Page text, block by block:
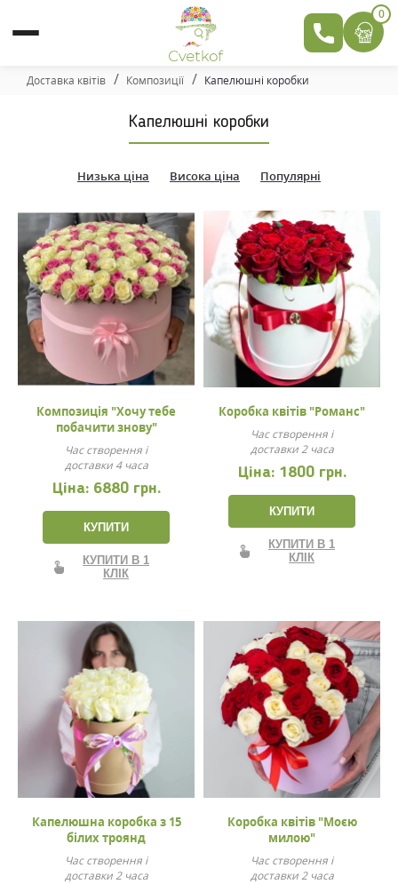
0
Доставка квітів Композиції Капелюшні коробки
Низька ціна Висока ціна Популярні
Капелюшні коробки
Композиція "Хочу тебе
побачити знову"
Час створення і
доставки 4 часа
Ціна: 6880 грн.
КУПИТИ
КУПИТИ В 1
КЛІК
Коробка квітів "Романс"
Час створення і
доставки 2 часа
Ціна: 1800 грн.
КУПИТИ
КУПИТИ В 1
КЛІК
Капелюшна коробка з 15
білих троянд
Час створення і
доставки 2 часа
Коробка квітів "Моєю
милою"
Час створення і
доставки 2 часа